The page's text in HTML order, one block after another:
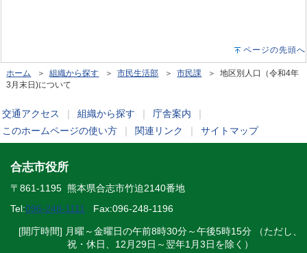
ページの先頭へ
ホーム ＞組織から探す ＞市民生活部 ＞市民課 ＞ 地区別人口（令和4年
3月末日)について
交通アクセス 組織から探す 庁舎案内
このホームページの使い方
関連リンク サイトマップ
合志市役所
〒861-1195 熊本県合志市竹迫2140番地
Tel:096-248-1111 Fax:096-248-1196
[開庁時間] 月曜～金曜日の午前8時30分～午後5時15分 （ただし、
祝・休日、12月29日～翌年1月3日を除く）